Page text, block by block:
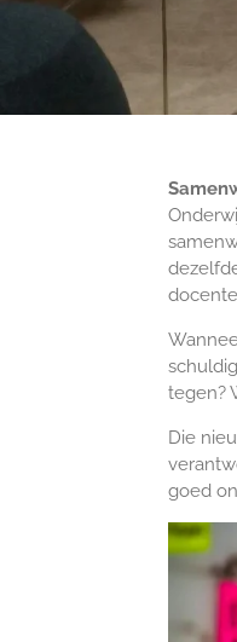
tegen?
Die
goed